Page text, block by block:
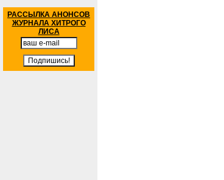
РАССЫЛКА АНОНСОВ
ЖУРНАЛА ХИТРОГО
ЛИСА